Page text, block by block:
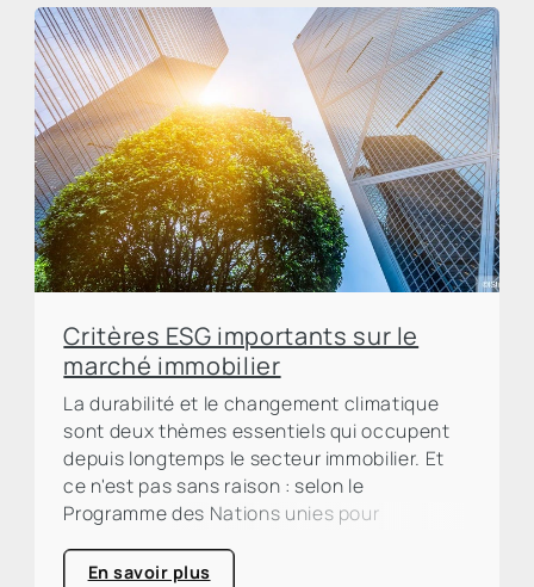
Critères ESG importants sur le
marché immobilier
La durabilité et le changement climatique
sont deux thèmes essentiels qui occupent
depuis longtemps le secteur immobilier. Et
ce n'est pas sans raison : selon le
Programme des Nations unies pour
construction et de l'immobilier est
En savoir plus